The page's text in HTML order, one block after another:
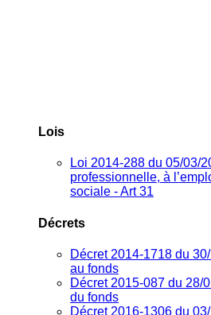
Lois
Loi 2014-288 du 05/03/
professionnelle, à
sociale - Art 31
Décrets
Décret 2014-1718 du
au fonds
Décret 2015-087 du 28/
du fonds
Décret 2016-1306 du